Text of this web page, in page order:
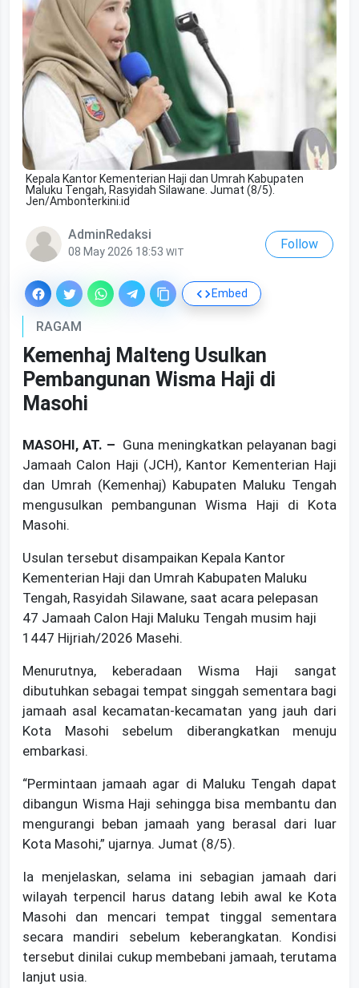
Kepala Kantor Kementerian Haji dan Umrah Kabupaten
Maluku Tengah, Rasyidah Silawane. Jumat (8/5).
Jen/Ambonterkini.id
AdminRedaksi
08 May 2026 18:53 WIT
Follow
Embed
RAGAM
Kemenhaj Malteng Usulkan
Pembangunan Wisma Haji di
Masohi
MASOHI, AT. – Guna meningkatkan pelayanan bagi
Jamaah Calon Haji (JCH), Kantor Kementerian Haji
dan Umrah (Kemenhaj) Kabupaten Maluku Tengah
mengusulkan pembangunan Wisma Haji di Kota
Masohi.
Usulan tersebut disampaikan Kepala Kantor
Kementerian Haji dan Umrah Kabupaten Maluku
Tengah, Rasyidah Silawane, saat acara pelepasan
47 Jamaah Calon Haji Maluku Tengah musim haji
1447 Hijriah/2026 Masehi.
Menurutnya, keberadaan Wisma Haji sangat
dibutuhkan sebagai tempat singgah sementara bagi
jamaah asal kecamatan-kecamatan yang jauh dari
Kota Masohi sebelum diberangkatkan menuju
embarkasi.
“Permintaan jamaah agar di Maluku Tengah dapat
dibangun Wisma Haji sehingga bisa membantu dan
mengurangi beban jamaah yang berasal dari luar
Kota Masohi,” ujarnya. Jumat (8/5).
Ia menjelaskan, selama ini sebagian jamaah dari
wilayah terpencil harus datang lebih awal ke Kota
Masohi dan mencari tempat tinggal sementara
secara mandiri sebelum keberangkatan. Kondisi
tersebut dinilai cukup membebani jamaah, terutama
lanjut usia.